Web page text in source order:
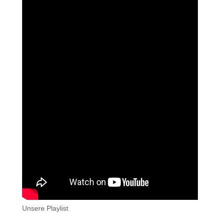
Unsere Playlist